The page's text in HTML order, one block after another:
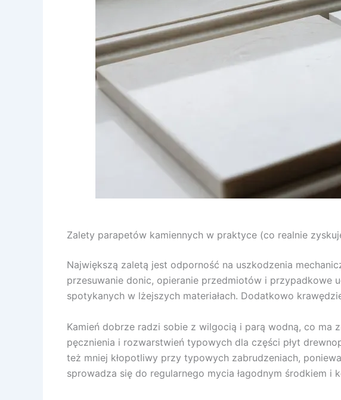
Zalety parapetów kamiennych w praktyce (co realnie
Największą zaletą jest odporność na uszkodzenia
przesuwanie donic, opieranie przedmiotów i przypadkowe
spotykanych w lżejszych materiałach. Dodatkowo
Kamień dobrze radzi sobie z wilgocią i parą wodną, co ma
pęcznienia i rozwarstwień typowych dla części płyt
też mniej kłopotliwy przy typowych zabrudzeniach,
sprowadza się do regularnego mycia łagodnym środkiem i